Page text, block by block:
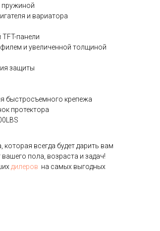
пружиной
и вариатора
панели
и увеличенной толщиной
защиты
быстросъемного крепежа
протектора
которая всегда будет дарить вам
пола, возраста и задач!
дилеров на самых выгодных